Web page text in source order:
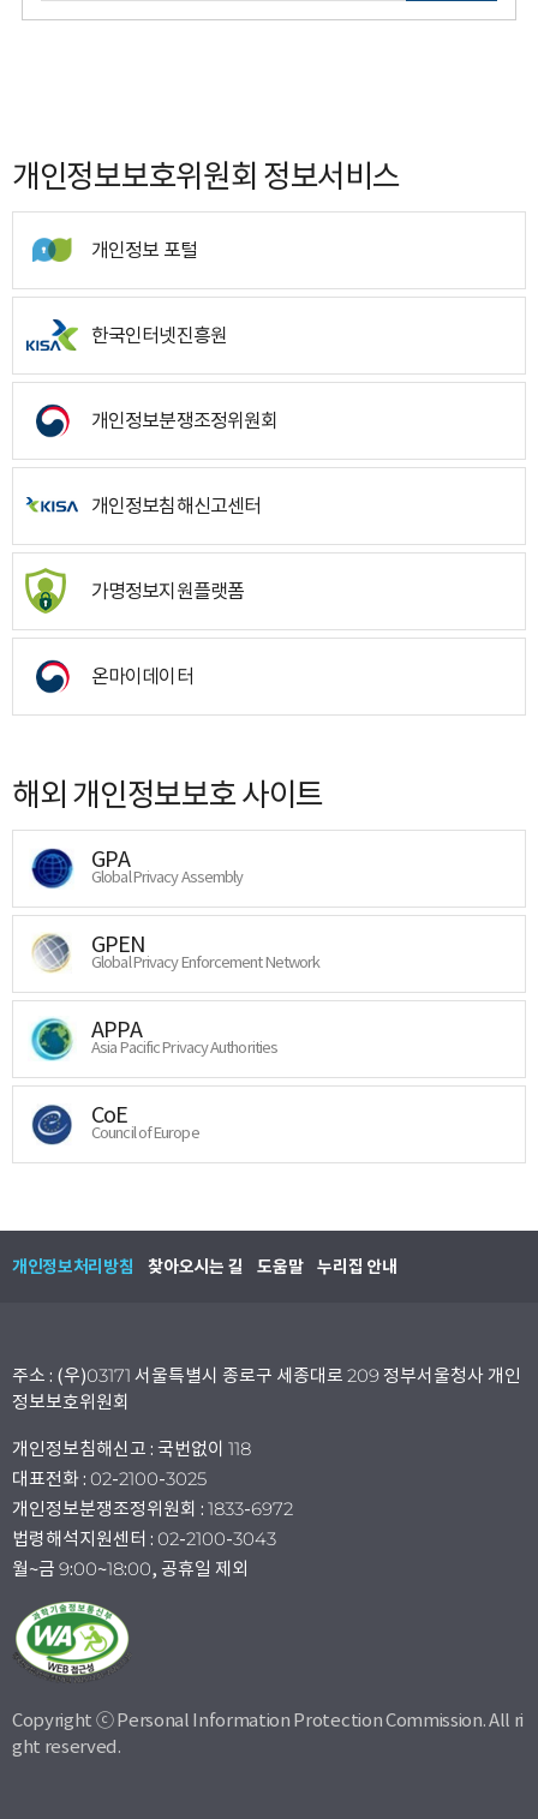
개인정보보호위원회 정보서비스
개인정보 포털
한국인터넷진흥원
개인정보분쟁조정위원회
개인정보침해신고센터
가명정보지원플랫폼
온마이데이터
해외 개인정보보호 사이트
GPA
Global Privacy Assembly
GPEN
Global Privacy Enforcement Network
APPA
Asia Pacific Privacy Authorities
CoE
Council of Europe
개인정보처리방침 찾아오시는 길 도움말 누리집 안내
주소 : (우)03171 서울특별시 종로구 세종대로 209 정부서울청사 개인
정보보호위원회
개인정보침해신고 : 국번없이 118
대표전화 : 02-2100-3025
개인정보분쟁조정위원회 : 1833-6972
법령해석지원센터 : 02-2100-3043
월~금 9:00~18:00, 공휴일 제외
Copyright ⓒ Personal Information Protection Commission. All ri
ght reserved.